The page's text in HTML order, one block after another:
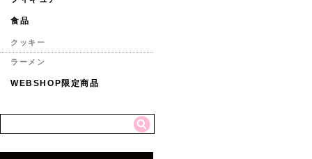
食品
クッキー
ラーメン
WEBSHOP限定商品